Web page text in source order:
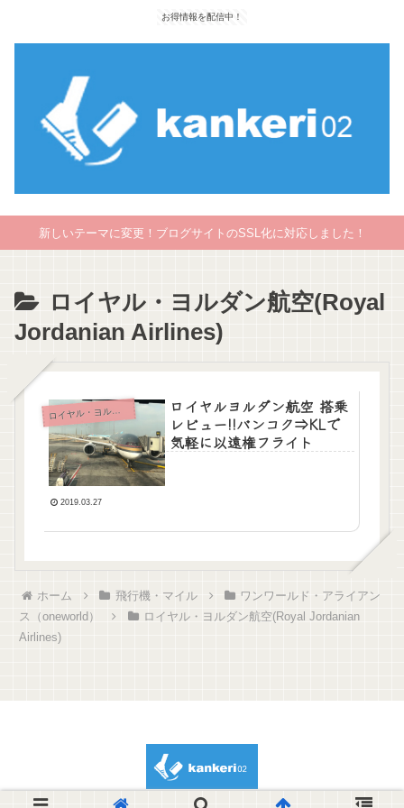
お得情報を配信中！
新しいテーマに変更！ブログサイトのSSL化に対応しました！
ロイヤル・ヨルダン航空(Royal
Jordanian Airlines)
ロイヤル・ヨルダン航空(Royal Jordanian Airlines)
ロイヤルヨルダン航空 搭乗
レビュー!!バンコク⇒KLで
気軽に以遠権フライト
2019.03.27
ホーム 飛行機・マイル
ワンワールド・アライアン
ス（oneworld）
ロイヤル・ヨルダン航空(Royal Jordanian
Airlines)